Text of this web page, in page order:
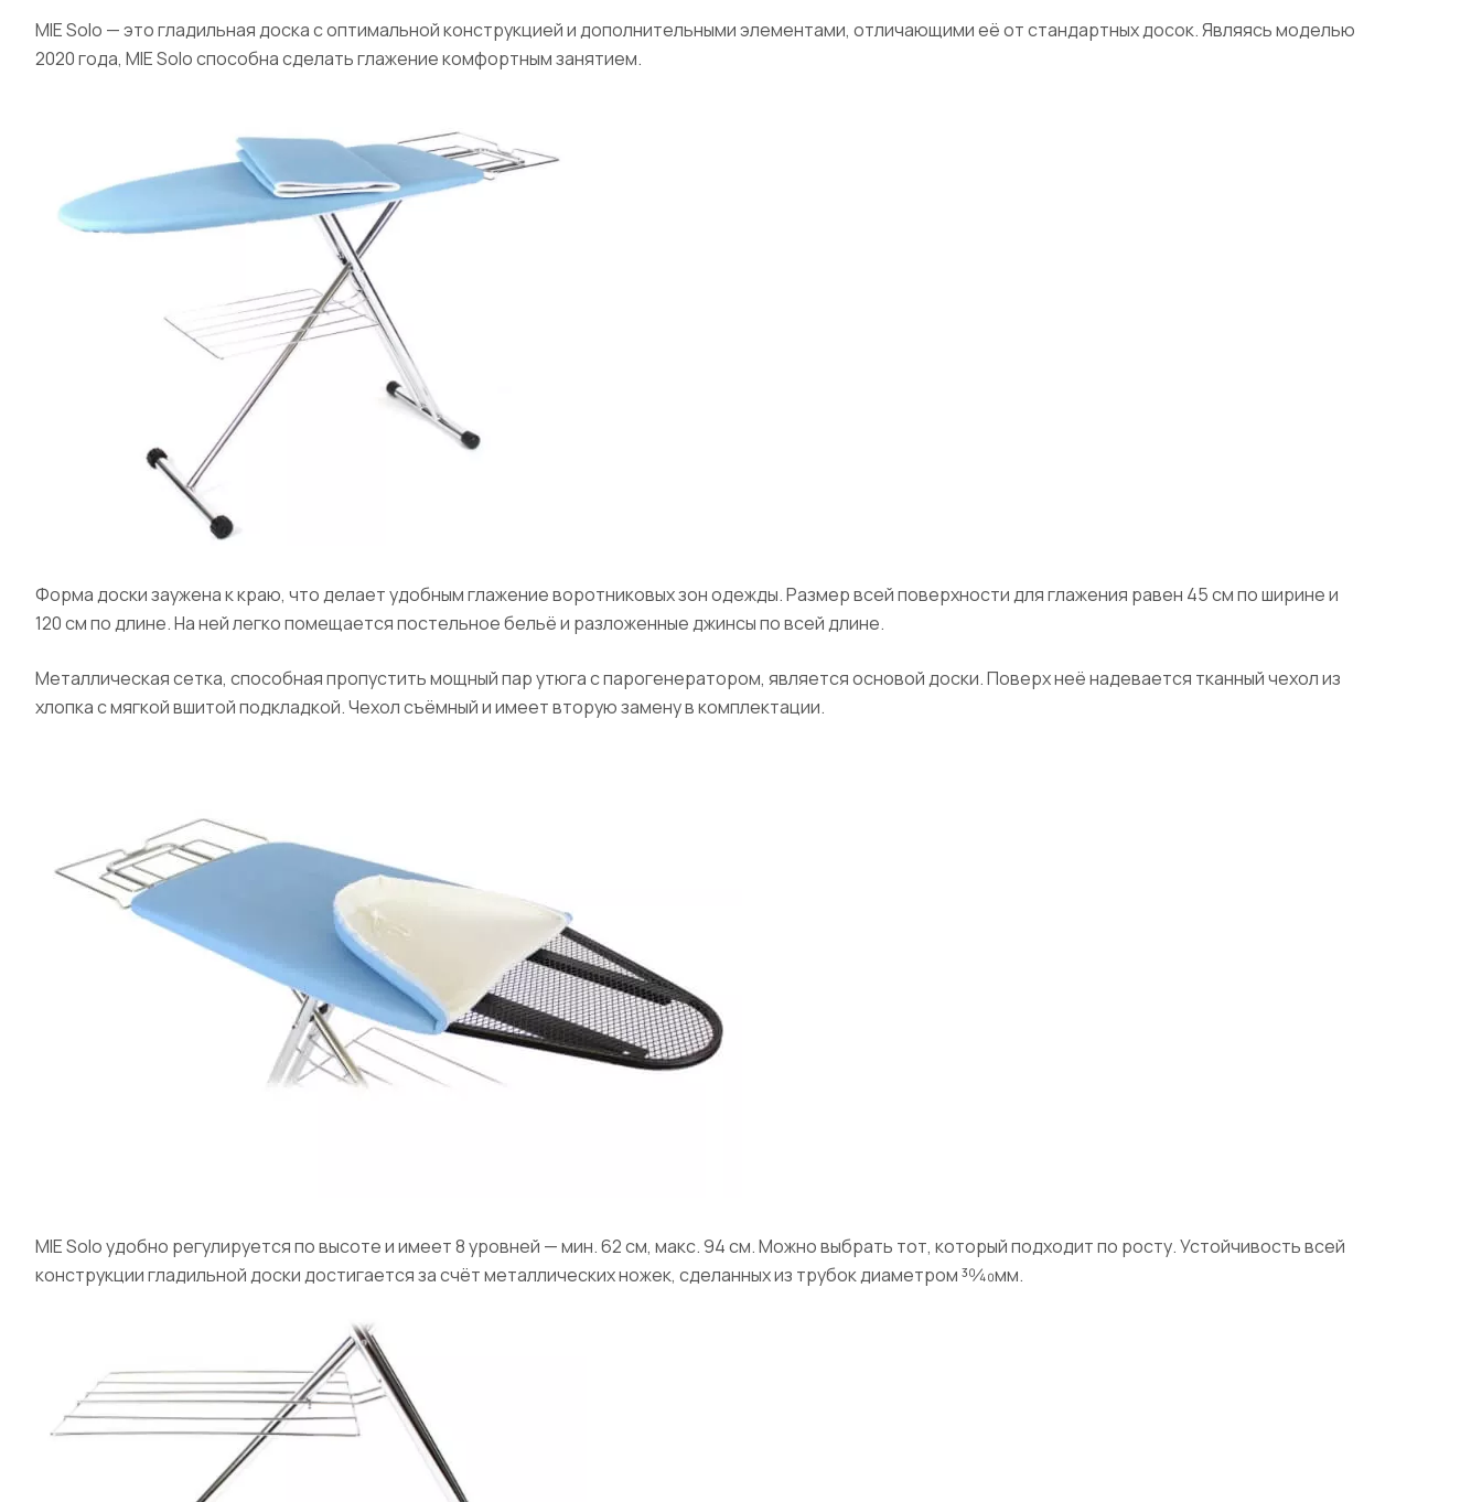
MIE Solo — это гладильная доска с оптимальной конструкцией и дополнительными элементами, отличающими её от стандартных досок. Являясь моделью
2020 года, MIE Solo способна сделать глажение комфортным занятием.
Форма доски заужена к краю, что делает удобным глажение воротниковых зон одежды. Размер всей поверхности для глажения равен 45 см по ширине и
120 см по длине. На ней легко помещается постельное бельё и разложенные джинсы по всей длине.
Металлическая сетка, способная пропустить мощный пар утюга с парогенератором, является основой доски. Поверх неё надевается тканный чехол из
хлопка с мягкой вшитой подкладкой. Чехол съёмный и имеет вторую замену в комплектации.
MIE Solo удобно регулируется по высоте и имеет 8 уровней — мин. 62 см, макс. 94 см. Можно выбрать тот, который подходит по росту. Устойчивость всей
конструкции гладильной доски достигается за счёт металлических ножек, сделанных из трубок диаметром 30⁄40мм.